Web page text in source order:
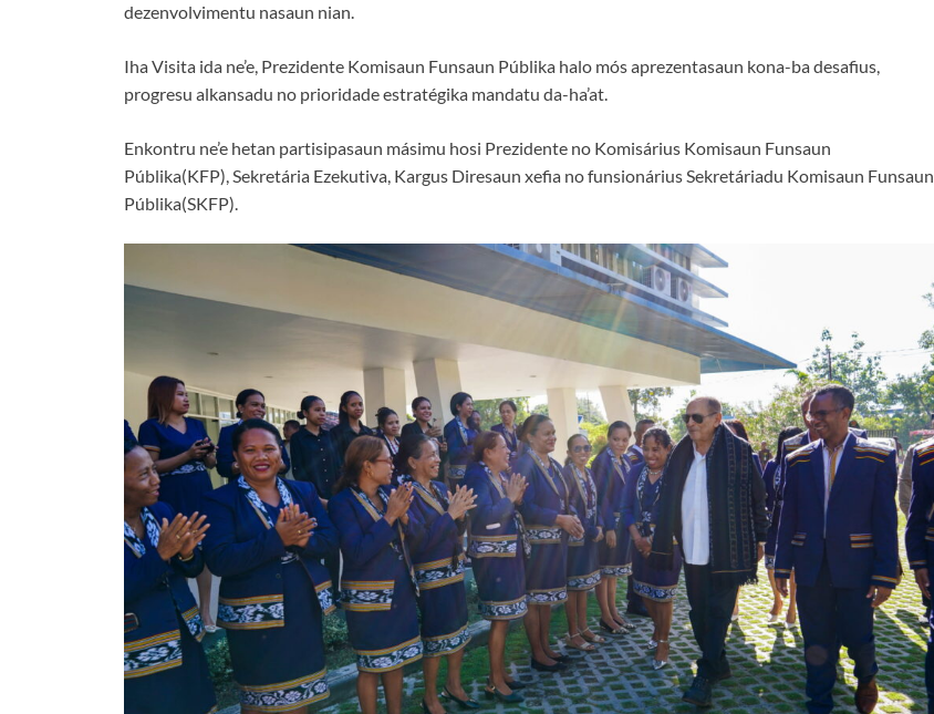
dezenvolvimentu nasaun nian.
Iha Visita ida ne’e, Prezidente Komisaun Funsaun Públika halo mós aprezentasaun kona-ba desafius,
progresu alkansadu no prioridade estratégika mandatu da-ha’at.
Enkontru ne’e hetan partisipasaun másimu hosi Prezidente no Komisárius Komisaun Funsaun
Públika(KFP), Sekretária Ezekutiva, Kargus Diresaun xefia no funsionárius Sekretáriadu Komisaun Funsaun
Públika(SKFP).